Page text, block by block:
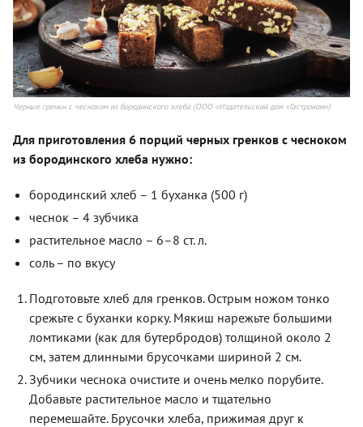
Черные гренки с чесноком из бородинского хлеба (ООО «Издательский дом «Гастроном»)
Для приготовления 6 порций черных гренков с чесноком
из бородинского хлеба нужно:
бородинский хлеб – 1 буханка (500 г)
чеснок – 4 зубчика
растительное масло – 6–8 ст. л.
соль – по вкусу
Подготовьте хлеб для гренков. Острым ножом тонко
срежьте с буханки корку. Мякиш нарежьте большими
ломтиками (как для бутербродов) толщиной около 2
см, затем длинными брусочками шириной 2 см.
Зубчики чеснока очистите и очень мелко порубите.
Добавьте растительное масло и тщательно
перемешайте. Брусочки хлеба, прижимая друг к